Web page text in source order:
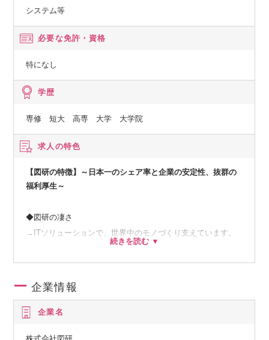
システム等
必要な免許・資格
特になし
学歴
専修 短大 高専 大学 大学院
求人の特色
【図研の特徴】～日本一のシェア率と企業の安定性、抜群の
福利厚生～
◆図研の凄さ
→ITソリューションで、世界中のモノづくり支えています。
【プリント基板設計用CADシステム 世界トップシェア】
【過去最高利益達成（2024年3月期）】
【電気製品や半導体、自動車、産業機器、医療機器、航空宇
企業情報
企業名